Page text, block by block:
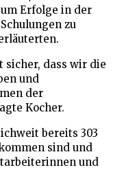
Erfolge in der
zu
sicher, dass wir die
und
der
Kocher.
bereits 303
sind und
und